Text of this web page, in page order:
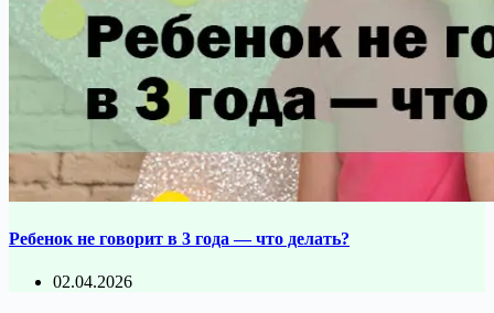
Ребенок не говорит в 3 года — что делать?
02.04.2026